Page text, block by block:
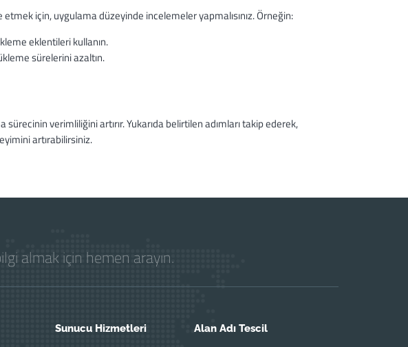
için, uygulama düzeyinde incelemeler yapmalısınız. Örneğin:
eklentileri kullanın.
sürelerini azaltın.
verimliliğini artırır. Yukarıda belirtilen adımları takip ederek,
artırabilirsiniz.
almak için hemen arayın.
Sunucu Hizmetleri Alan Adı Tescil